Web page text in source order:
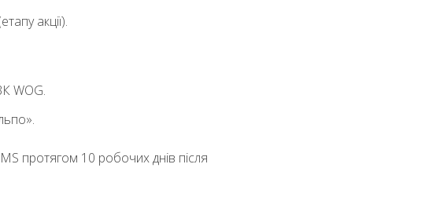
акції).
WOG.
протягом 10 робочих днів після